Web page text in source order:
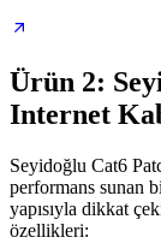
Ürün 2:
Internet
Seyidoğlu Cat6
performans sunan
yapısıyla dikkat
özellikleri: